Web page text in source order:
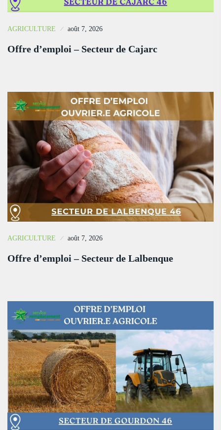
AGRICULTURE août 7, 2026
Offre d’emploi – Secteur de Cajarc
AGRICULTURE août 7, 2026
Offre d’emploi – Secteur de Lalbenque